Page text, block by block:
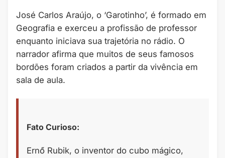
José Carlos Araújo, o ‘Garotinho’, é formado em
Geografia e exerceu a profissão de professor
enquanto iniciava sua trajetória no rádio. O
narrador afirma que muitos de seus famosos
bordões foram criados a partir da vivência em
sala de aula.
Fato Curioso:
Ernő Rubik, o inventor do cubo mágico,